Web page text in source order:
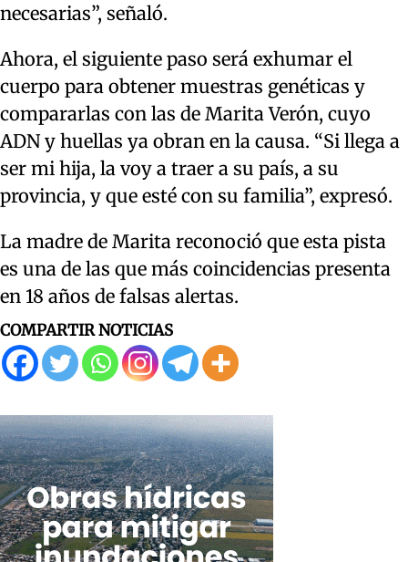
necesarias”, señaló.
Ahora, el siguiente paso será exhumar el
cuerpo para obtener muestras genéticas y
compararlas con las de Marita Verón, cuyo
ADN y huellas ya obran en la causa. “Si llega a
ser mi hija, la voy a traer a su país, a su
provincia, y que esté con su familia”, expresó.
La madre de Marita reconoció que esta pista
es una de las que más coincidencias presenta
en 18 años de falsas alertas.
COMPARTIR NOTICIAS